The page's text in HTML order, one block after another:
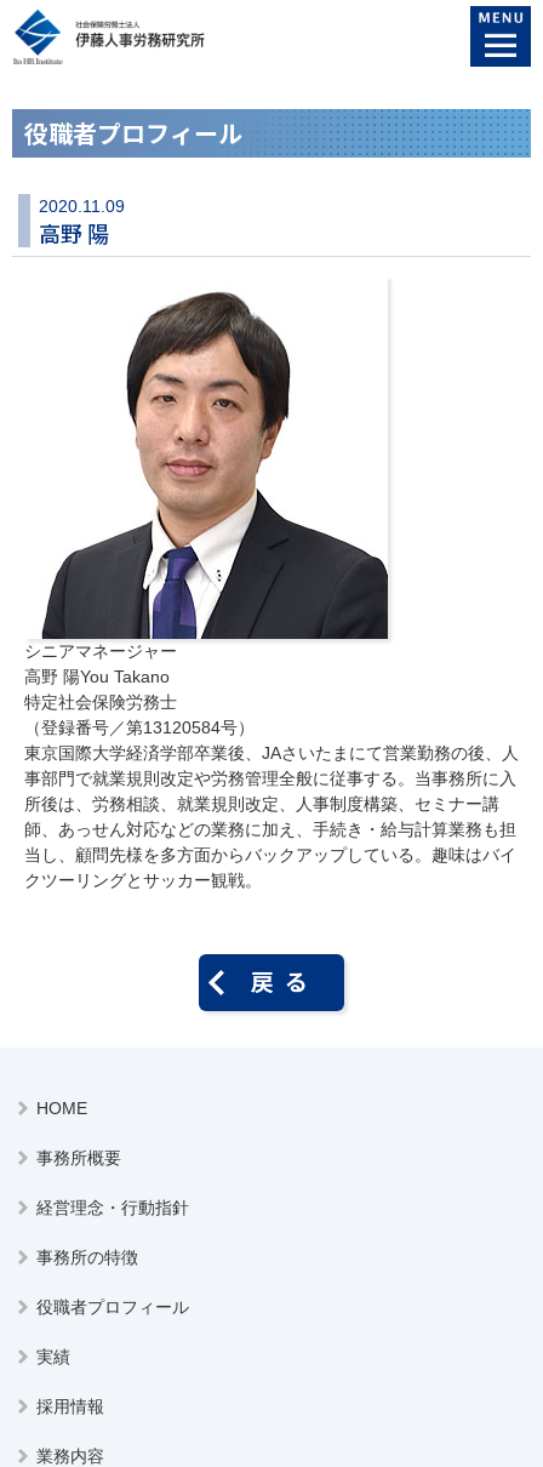
役職者プロフィール
2020.11.09
高野 陽
シニアマネージャー
高野 陽You Takano
特定社会保険労務士
（登録番号／第13120584号）
東京国際大学経済学部卒業後、JAさいたまにて営業勤務の後、人
事部門で就業規則改定や労務管理全般に従事する。 当事務所に入
所後は、労務相談、就業規則改定、人事制度構築、セミナー講
師、あっせん対応などの業務に加え、手続き・給与計算業務も担
当し、顧問先様を多方面からバックアップしている。 趣味はバイ
クツーリングとサッカー観戦。
HOME
事務所概要
経営理念・行動指針
事務所の特徴
役職者プロフィール
実績
採用情報
業務内容